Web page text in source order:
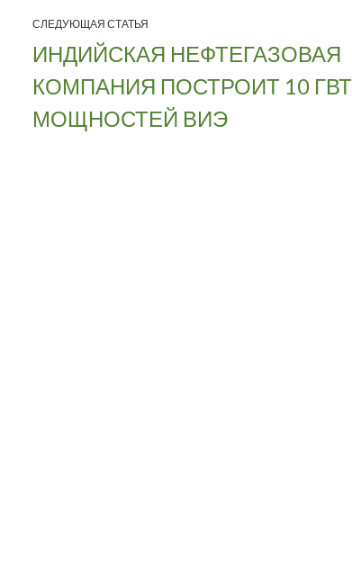
СЛЕДУЮЩАЯ СТАТЬЯ
ИНДИЙСКАЯ НЕФТЕГАЗОВАЯ
КОМПАНИЯ ПОСТРОИТ 10 ГВТ
МОЩНОСТЕЙ ВИЭ